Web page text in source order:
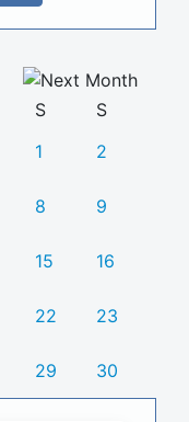
S
S
1
2
8 9
15 16
22 23
29 30